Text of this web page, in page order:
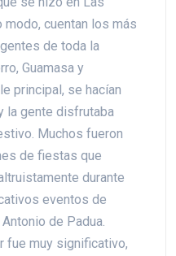
cuentan los más
de toda la
Guamasa y
principal, se hacían
la gente disfrutaba
Muchos fueron
de fiestas que
durante
eventos de
de Padua.
fue muy significativo,